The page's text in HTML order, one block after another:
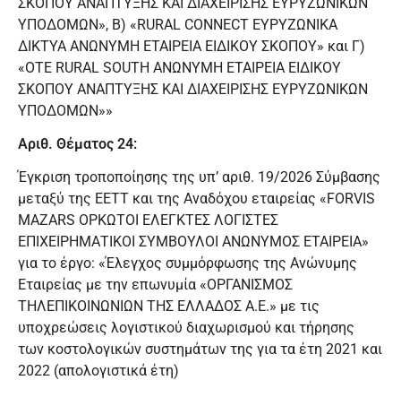
ΥΠΟΔΟΜΩΝ», Β) «RURAL CONNECT ΕΥΡΥΖΩΝΙΚΑ
ΔΙΚΤΥΑ ΑΝΩΝΥΜΗ ΕΤΑΙΡΕΙΑ ΕΙΔΙΚΟΥ ΣΚΟΠΟΥ» και Γ)
«ΟΤΕ RURAL SOUTH ΑΝΩΝΥΜΗ ΕΤΑΙΡΕΙΑ ΕΙΔΙΚΟΥ
ΣΚΟΠΟΥ ΑΝΑΠΤΥΞΗΣ ΚΑΙ ΔΙΑΧΕΙΡΙΣΗΣ ΕΥΡΥΖΩΝΙΚΩΝ
ΥΠΟΔΟΜΩΝ»»
Αριθ. Θέματος 24:
Έγκριση τροποποίησης της υπ’ αριθ. 19/2026 Σύμβασης
μεταξύ της ΕΕΤΤ και της Αναδόχου εταιρείας «FORVIS
MAZARS ΟΡΚΩΤΟΙ ΕΛΕΓΚΤΕΣ ΛΟΓΙΣΤΕΣ
ΕΠΙΧΕΙΡΗΜΑΤΙΚΟΙ ΣΥΜΒΟΥΛΟΙ ΑΝΩΝΥΜΟΣ ΕΤΑΙΡΕΙΑ»
για το έργο: «Έλεγχος συμμόρφωσης της Ανώνυμης
Εταιρείας με την επωνυμία «ΟΡΓΑΝΙΣΜΟΣ
ΤΗΛΕΠΙΚΟΙΝΩΝΙΩΝ ΤΗΣ ΕΛΛΑΔΟΣ Α.Ε.» με τις
υποχρεώσεις λογιστικού διαχωρισμού και τήρησης
των κοστολογικών συστημάτων της για τα έτη 2021 και
2022 (απολογιστικά έτη)